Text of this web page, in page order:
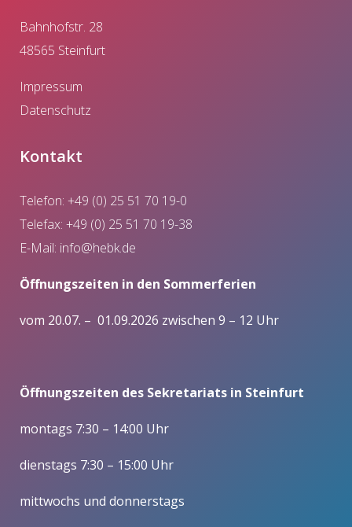
Bahnhofstr. 28
48565 Steinfurt
Impressum
Datenschutz
Kontakt
Telefon: +49 (0) 25 51 70 19-0
Telefax: +49 (0) 25 51 70 19-38
E-Mail: info@hebk.de
Öffnungszeiten in den Sommerferien
vom 20.07. – 01.09.2026 zwischen 9 – 12 Uhr
Öffnungszeiten des Sekretariats in Steinfurt
montags 7:30 – 14:00 Uhr
dienstags 7:30 – 15:00 Uhr
mittwochs und donnerstags